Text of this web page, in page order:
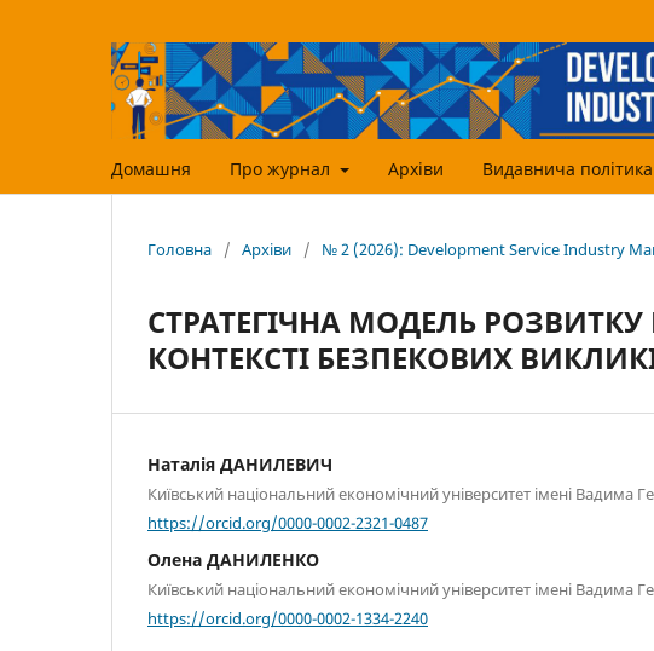
Домашня Про журнал Архіви Видавнича політика
Головна / Архіви / № 2 (2026): Development Service Industry
СТРАТЕГІЧНА МОДЕЛЬ
КОНТЕКСТІ БЕЗПЕКОВИХ
Наталія ДАНИЛЕВИЧ
Київський національний економічний університет імені Вадима
https://orcid.org/0000-0002-2321-0487
Олена ДАНИЛЕНКО
Київський національний економічний університет імені Вадима
https://orcid.org/0000-0002-1334-2240